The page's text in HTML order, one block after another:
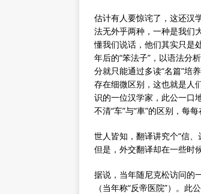
估计有人要惊诧了，这还汉
法无外乎两种，一种是我们
懂我们说话，他们其实只是
年后的“笨法子”，以语法分
分就只能通过多读“名篇”培
存在细微区别，这也就是人
识的一位汉学家，此公一口
不清“车”与“車”的区别，每
世人皆知，翻译讲究个“信
但是，外交翻译却在一些时
据说，当年随尼克松访问的
（当年称“反帝医院”）。